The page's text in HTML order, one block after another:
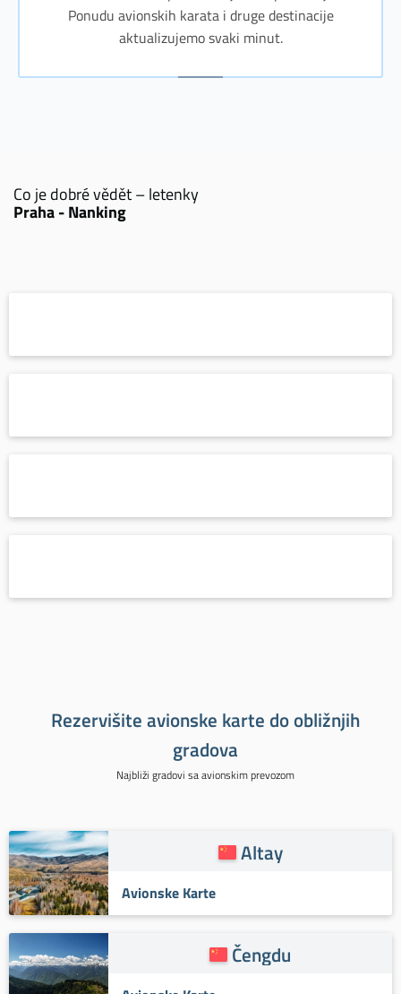
Ponudu avionskih karata i druge destinacije
aktualizujemo svaki minut.
Co je dobré vědět – letenky
Praha - Nanking
Rezervišite avionske karte do obližnjih
gradova
Najbliži gradovi sa avionskim prevozom
Altay
Avionske Karte
Čengdu